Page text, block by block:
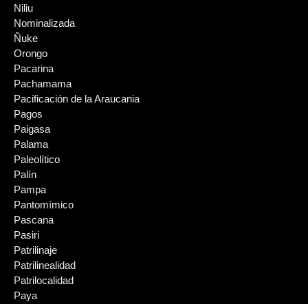
Niliu
Nominalizada
Ñuke
Orongo
Pacarina
Pachamama
Pacificación de la Araucania
Pagos
Paigasa
Palama
Paleolítico
Palín
Pampa
Pantomímico
Pascana
Pasiri
Patrilinaje
Patrilinealidad
Patrilocalidad
Paya